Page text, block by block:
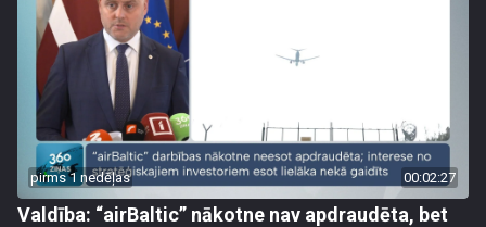
pirms 1 nedēļas 00:02:27
Valdība: “airBaltic” nākotne nav apdraudēta, bet